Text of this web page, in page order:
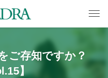
ご存知ですか？
】